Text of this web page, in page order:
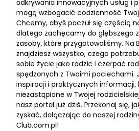
odkrywania innowacyjnych usług i
mogą wzbogacić codzienność
Chcemy, abyś poczuł się częścią
dlatego zachęcamy do głębszego
zasoby, które przygotowaliśmy. Na
znajdziesz wszystko, czego
sobie życie jako rodzic i czerpać
spędzonych z Twoimi pociechami.
inspiracji i praktycznych informacji,
niezastąpione w Twojej
nasz portal już dziś. Przekonaj się,
zyskać, dołączając do naszej
Club.com.pl!